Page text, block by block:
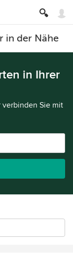
in der Nähe
in Ihrer
verbinden Sie mit